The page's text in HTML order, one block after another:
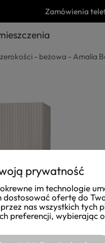
- beżowa - Amalia
Zamówienia
prywatność
im technologie
dostosować ofertę do
nas wszystkich tych
preferencji, wybierając